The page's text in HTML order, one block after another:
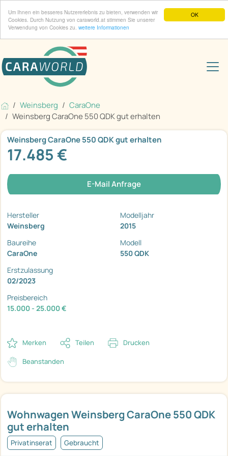
OK
Um Ihnen ein besseres Nutzererlebnis zu bieten, verwenden wir
Cookies. Durch Nutzung von caraworld.at stimmen Sie unserer
Verwendung von Cookies zu. weitere Informationen
Weinsberg
CaraOne
Weinsberg CaraOne 550 QDK gut erhalten
Wohnwagen Weinsberg CaraOne 550 QDK
gut erhalten
Privatinserat Gebraucht
Weinsberg CaraOne 550 QDK gut erhalten
17.485 €
E-Mail Anfrage
Hersteller
Weinsberg
Modelljahr
2015
Baureihe
CaraOne
Modell
550 QDK
Erstzulassung
02/2023
Preisbereich
15.000 - 25.000 €
Merken Teilen Drucken
Beanstanden